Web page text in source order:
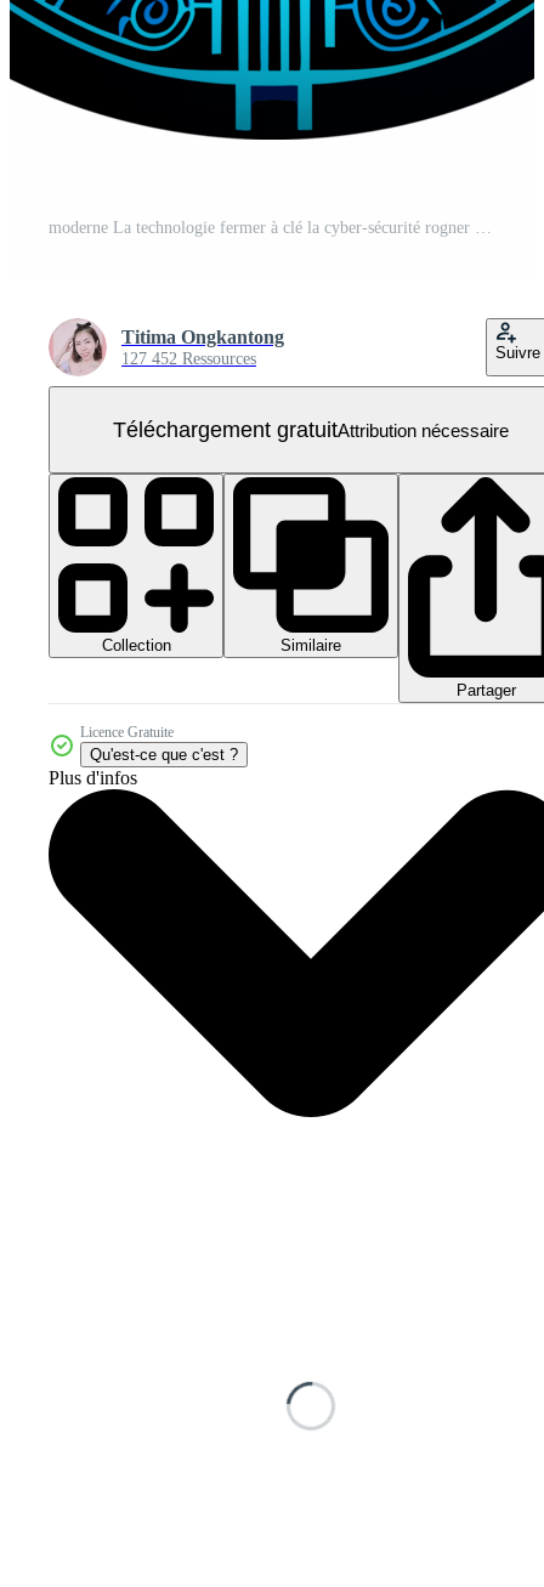
moderne La technologie fermer à clé la cyber-sécurité rogner icône PNG Gratuit
Titima Ongkantong
127 452 Ressources Suivre
Téléchargement gratuitAttribution nécessaire
Collection Similaire
Partager
Licence Gratuite
Qu'est-ce que c'est ?
Plus d'infos